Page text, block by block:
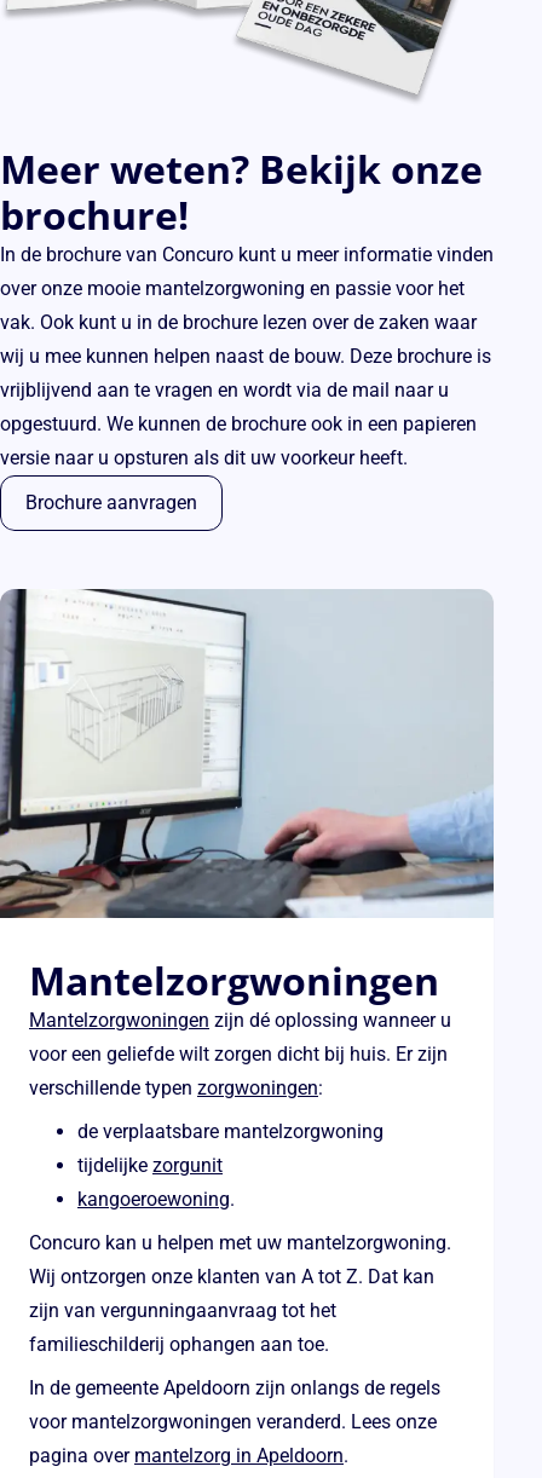
Meer weten? Bekijk onze
brochure!
In de brochure van Concuro kunt u meer informatie vinden
over onze mooie mantelzorgwoning en passie voor het
vak. Ook kunt u in de brochure lezen over de zaken waar
wij u mee kunnen helpen naast de bouw. Deze brochure is
vrijblijvend aan te vragen en wordt via de mail naar u
opgestuurd. We kunnen de brochure ook in een papieren
versie naar u opsturen als dit uw voorkeur heeft.
Brochure aanvragen
Mantelzorgwoningen
Mantelzorgwoningen zijn dé oplossing wanneer u
voor een geliefde wilt zorgen dicht bij huis. Er zijn
verschillende typen zorgwoningen:
de verplaatsbare mantelzorgwoning
tijdelijke zorgunit
kangoeroewoning.
Concuro kan u helpen met uw mantelzorgwoning.
Wij ontzorgen onze klanten van A tot Z. Dat kan
zijn van vergunningaanvraag tot het
familieschilderij ophangen aan toe.
In de gemeente Apeldoorn zijn onlangs de regels
voor mantelzorgwoningen veranderd. Lees onze
pagina over mantelzorg in Apeldoorn.